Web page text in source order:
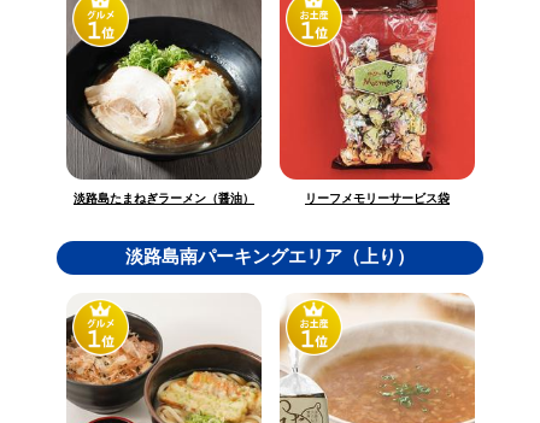
淡路島たまねぎラーメン（醤油） リーフメモリーサービス袋
淡路島南パーキングエリア（上り）